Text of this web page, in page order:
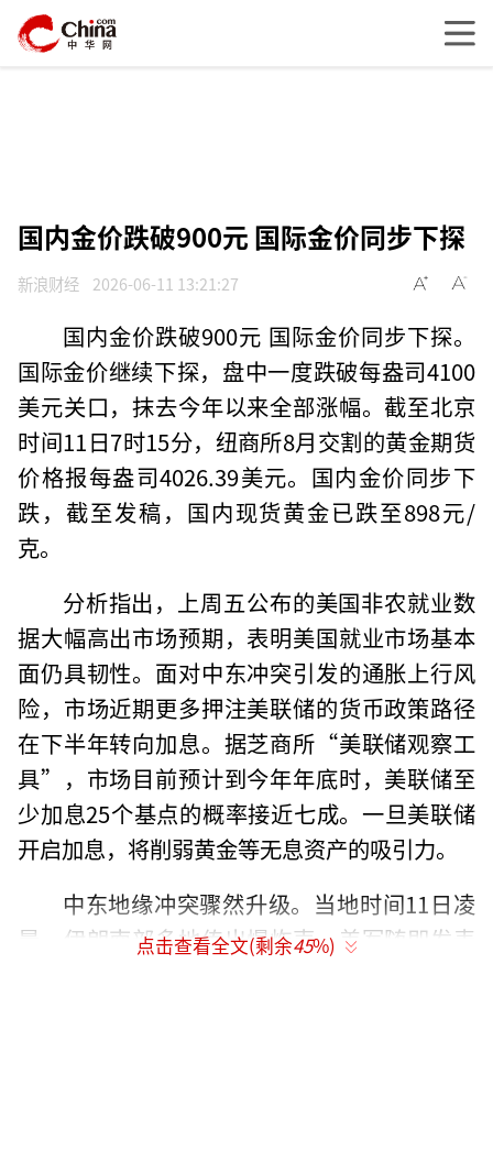
国内金价跌破900元 国际金价同步下探
新浪财经 2026-06-11 13:21:27
国内金价跌破900元 国际金价同步下探。
国际金价继续下探，盘中一度跌破每盎司4100
美元关口，抹去今年以来全部涨幅。截至北京
时间11日7时15分，纽商所8月交割的黄金期货
价格报每盎司4026.39美元。国内金价同步下
跌，截至发稿，国内现货黄金已跌至898元/
克。
分析指出，上周五公布的美国非农就业数
据大幅高出市场预期，表明美国就业市场基本
面仍具韧性。面对中东冲突引发的通胀上行风
险，市场近期更多押注美联储的货币政策路径
在下半年转向加息。据芝商所“美联储观察工
具”，市场目前预计到今年年底时，美联储至
少加息25个基点的概率接近七成。一旦美联储
开启加息，将削弱黄金等无息资产的吸引力。
中东地缘冲突骤然升级。当地时间11日凌
晨，伊朗南部多地传出爆炸声。美军随即发表
点击查看全文(剩余45%)